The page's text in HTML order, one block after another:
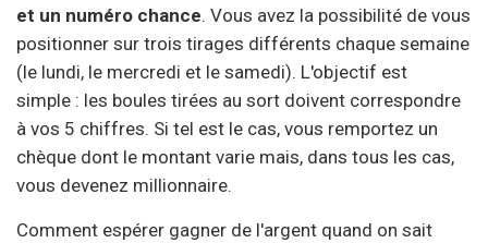
et un numéro chance. Vous avez la possibilité de vous
positionner sur trois tirages différents chaque semaine
(le lundi, le mercredi et le samedi). L'objectif est
simple : les boules tirées au sort doivent correspondre
à vos 5 chiffres. Si tel est le cas, vous remportez un
chèque dont le montant varie mais, dans tous les cas,
vous devenez millionnaire.
Comment espérer gagner de l'argent quand on sait